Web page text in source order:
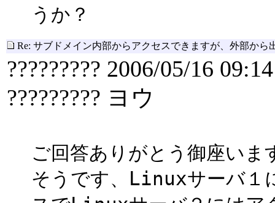
うか？
Re: サブドメイン内部からアクセスできますが、外部から
????????? 2006/05/16 09:14
????????? ヨウ
ご回答ありがとう御座いま
そうです、Linuxサーバ１